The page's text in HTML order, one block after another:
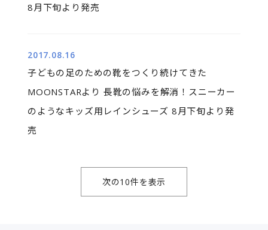
8月下旬より発売
2017.08.16
子どもの足のための靴をつくり続けてきた
MOONSTARより 長靴の悩みを解消！スニーカー
のようなキッズ用レインシューズ 8月下旬より発
売
次の10件を表示